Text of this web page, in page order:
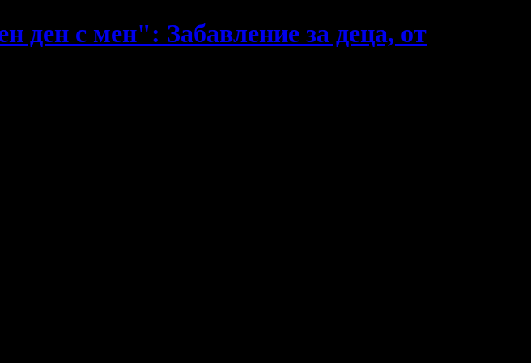
ден с мен": Забавление за деца, от